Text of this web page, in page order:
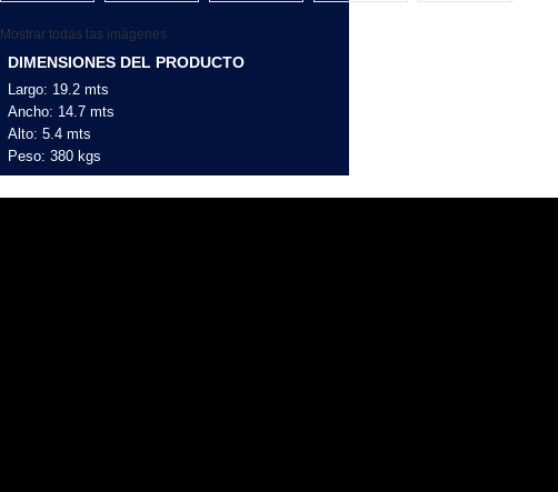
Mostrar todas las imágenes
DIMENSIONES DEL PRODUCTO
Largo: 19.2 mts
Ancho: 14.7 mts
Alto: 5.4 mts
Peso: 380 kgs